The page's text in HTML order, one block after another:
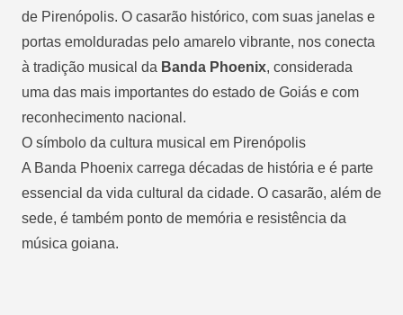
de Pirenópolis. O casarão histórico, com suas janelas e
portas emolduradas pelo amarelo vibrante, nos conecta
à tradição musical da Banda Phoenix, considerada
uma das mais importantes do estado de Goiás e com
reconhecimento nacional.
O símbolo da cultura musical em Pirenópolis
A Banda Phoenix carrega décadas de história e é parte
essencial da vida cultural da cidade. O casarão, além de
sede, é também ponto de memória e resistência da
música goiana.